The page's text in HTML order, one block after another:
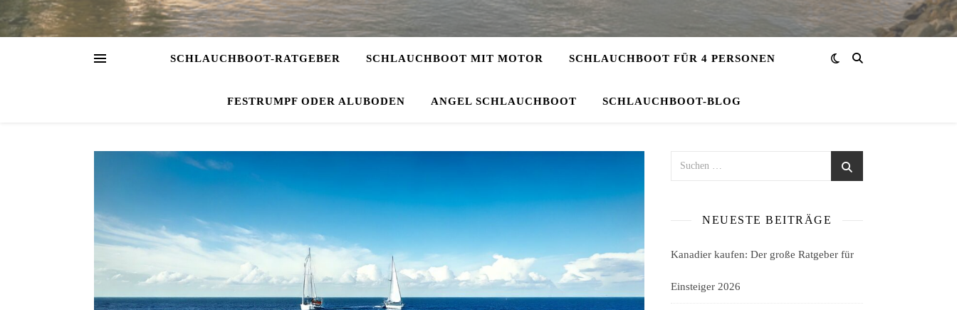
SCHLAUCHBOOT-RATGEBER SCHLAUCHBOOT MIT MOTOR SCHLAUCHBOOT FÜR 4 PERSONEN
FESTRUMPF ODER ALUBODEN ANGEL SCHLAUCHBOOT SCHLAUCHBOOT-BLOG
NEUESTE BEITRÄGE
Kanadier kaufen: Der große Ratgeber für
Einsteiger 2026